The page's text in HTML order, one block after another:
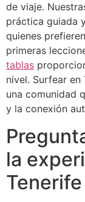
de viaje.
práctica guiada
quienes
primeras
tablas
nivel. Surfear
una comunidad
y la conexión
la
Tenerife